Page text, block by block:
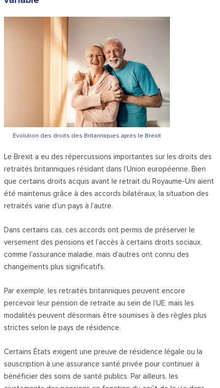
Évolution des droits des Britanniques après le Brexit
Le Brexit a eu des répercussions importantes sur les droits des
retraités britanniques résidant dans l’Union européenne. Bien
que certains droits acquis avant le retrait du Royaume-Uni aient
été maintenus grâce à des accords bilatéraux, la situation des
retraités varie d’un pays à l’autre.
Dans certains cas, ces accords ont permis de préserver le
versement des pensions et l’accès à certains droits sociaux,
comme l’assurance maladie, mais d’autres ont connu des
changements plus significatifs.
Par exemple, les retraités britanniques peuvent encore
percevoir leur pension de retraite au sein de l’UE, mais les
modalités peuvent désormais être soumises à des règles plus
strictes selon le pays de résidence.
Certains États exigent une preuve de résidence légale ou la
souscription à une assurance santé privée pour continuer à
bénéficier des soins de santé publics. Par ailleurs, les